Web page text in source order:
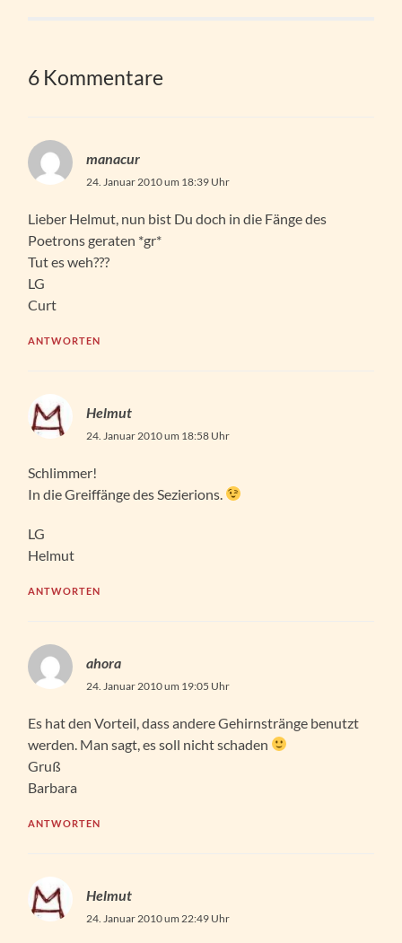
6 Kommentare
manacur
24. Januar 2010 um 18:39 Uhr
Lieber Helmut, nun bist Du doch in die Fänge des
Poetrons geraten *gr*
Tut es weh???
LG
Curt
ANTWORTEN
Helmut
24. Januar 2010 um 18:58 Uhr
Schlimmer!
In die Greiffänge des Sezierions.
LG
Helmut
ANTWORTEN
ahora
24. Januar 2010 um 19:05 Uhr
Es hat den Vorteil, dass andere Gehirnstränge benutzt
werden. Man sagt, es soll nicht schaden
Gruß
Barbara
ANTWORTEN
Helmut
24. Januar 2010 um 22:49 Uhr